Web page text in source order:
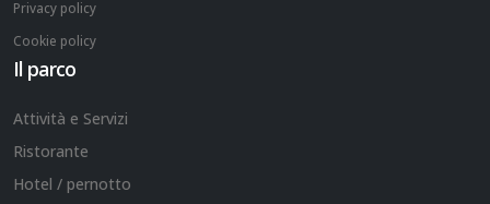
Privacy policy
Cookie policy
Il parco
Attività e Servizi
Ristorante
Hotel / pernotto